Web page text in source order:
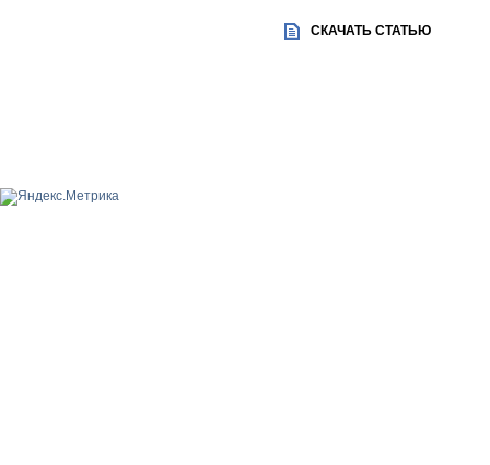
СКАЧАТЬ СТАТЬЮ